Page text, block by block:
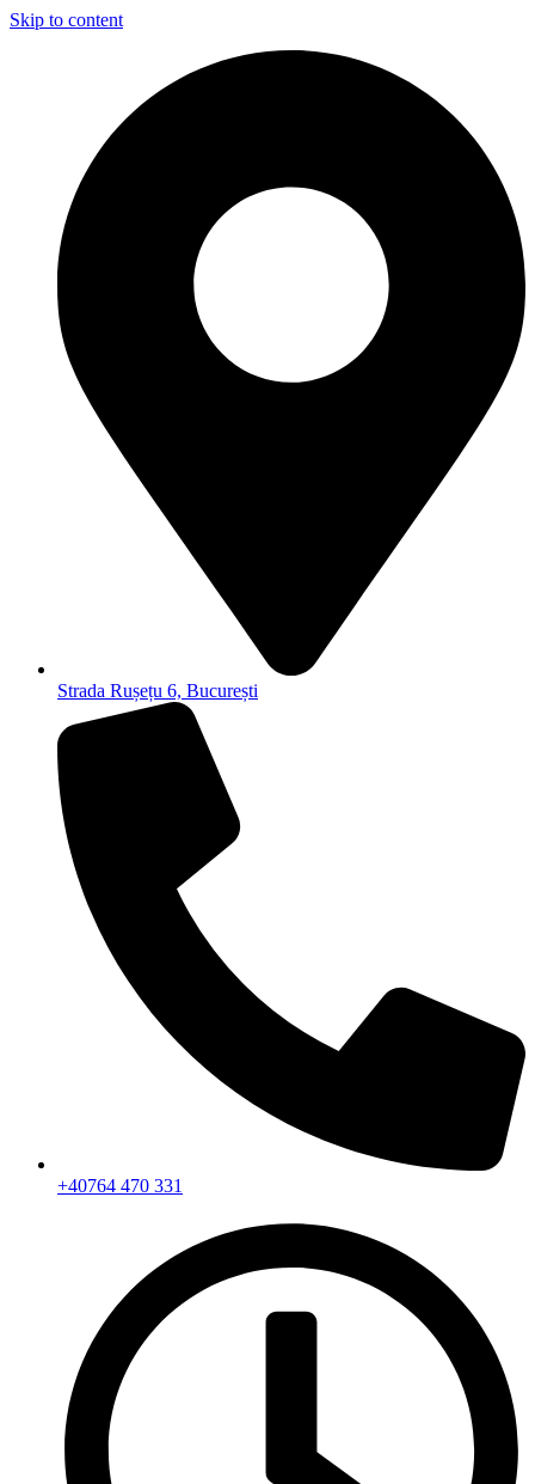
Skip to content
Strada Rușețu 6, București
+40764 470 331